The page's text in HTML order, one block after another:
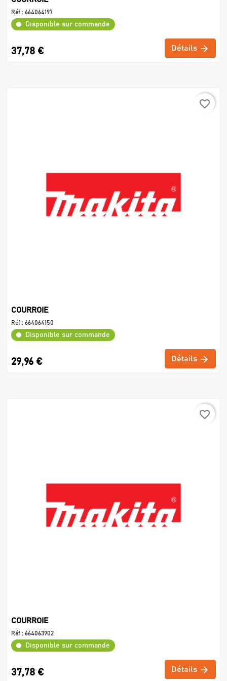
Réf : 664064197
Disponible sur commande
37,78 € Détails
favorite_border
COURROIE
Réf : 664064150
Disponible sur commande
29,96 € Détails
favorite_border
COURROIE
Réf : 664063902
Disponible sur commande
37,78 € Détails